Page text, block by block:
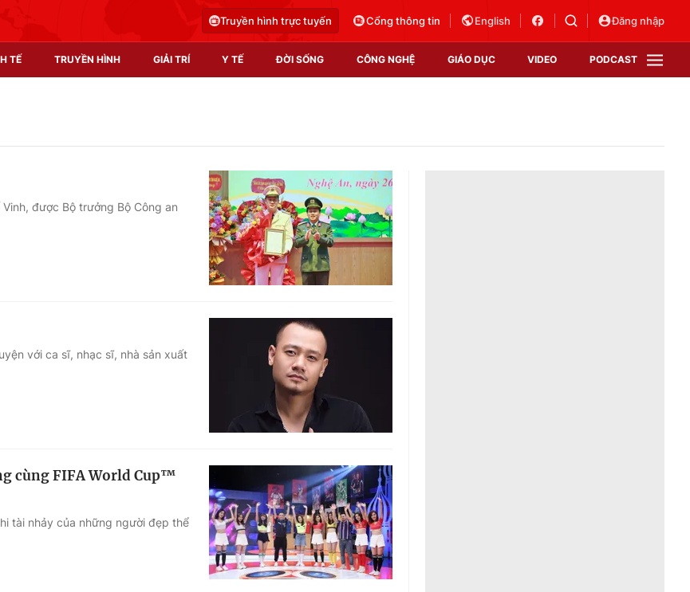
Truyền hình trực tuyến Cổng thông tin English Đăng nhập
TẾ TRUYỀN HÌNH GIẢI TRÍ Y TẾ ĐỜI SỐNG CÔNG NGHỆ GIÁO DỤC VIDEO PODCAST
Video
Shorts video
Podcast
EMagazine
Photo
Infographic
Góc ảnh
Công nghệ
Hitech Công nghệ tương lai
Sản phẩm
Thị trường
Tư vấn
VTV Sức khoẻ
được Bộ trưởng Bộ Công an
với ca sĩ, nhạc sĩ, nhà sản xuất
cùng FIFA World Cup™
tài nhảy của những người đẹp thể